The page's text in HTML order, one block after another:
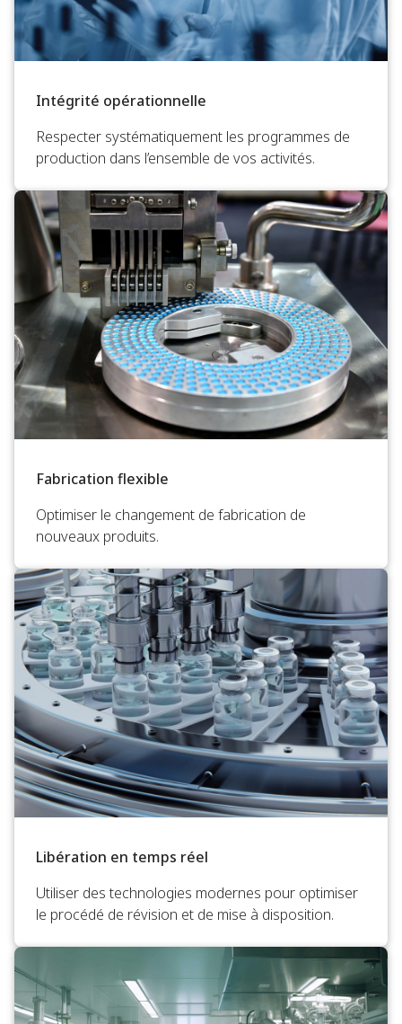
Intégrité opérationnelle
Respecter systématiquement les programmes de
production dans l’ensemble de vos activités.
Fabrication flexible
Optimiser le changement de fabrication de
nouveaux produits.
Libération en temps réel
Utiliser des technologies modernes pour optimiser
le procédé de révision et de mise à disposition.